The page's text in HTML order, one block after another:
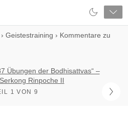
› Geistestraining › Kommentare zu
Übungen der Bodhisattvas“ –
Rinpoche II
1 VON 9